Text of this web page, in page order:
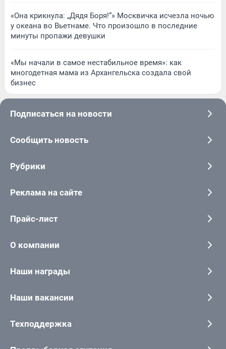
«Она крикнула: „Дядя Боря!“» Москвичка исчезла ночью
у океана во Вьетнаме. Что произошло в последние
минуты пропажи девушки
«Мы начали в самое нестабильное время»: как
многодетная мама из Архангельска создала свой
бизнес
Подписаться на новости
Сообщить новость
Рубрики
Реклама на сайте
Прайс-лист
О компании
Наши награды
Наши вакансии
Техподдержка